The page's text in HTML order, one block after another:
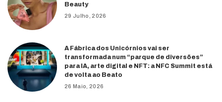
Beauty
29 Julho, 2026
A Fábrica dos Unicórnios vai ser
transformada num “parque de diversões”
para IA, arte digital e NFT: a NFC Summit está
de volta ao Beato
26 Maio, 2026